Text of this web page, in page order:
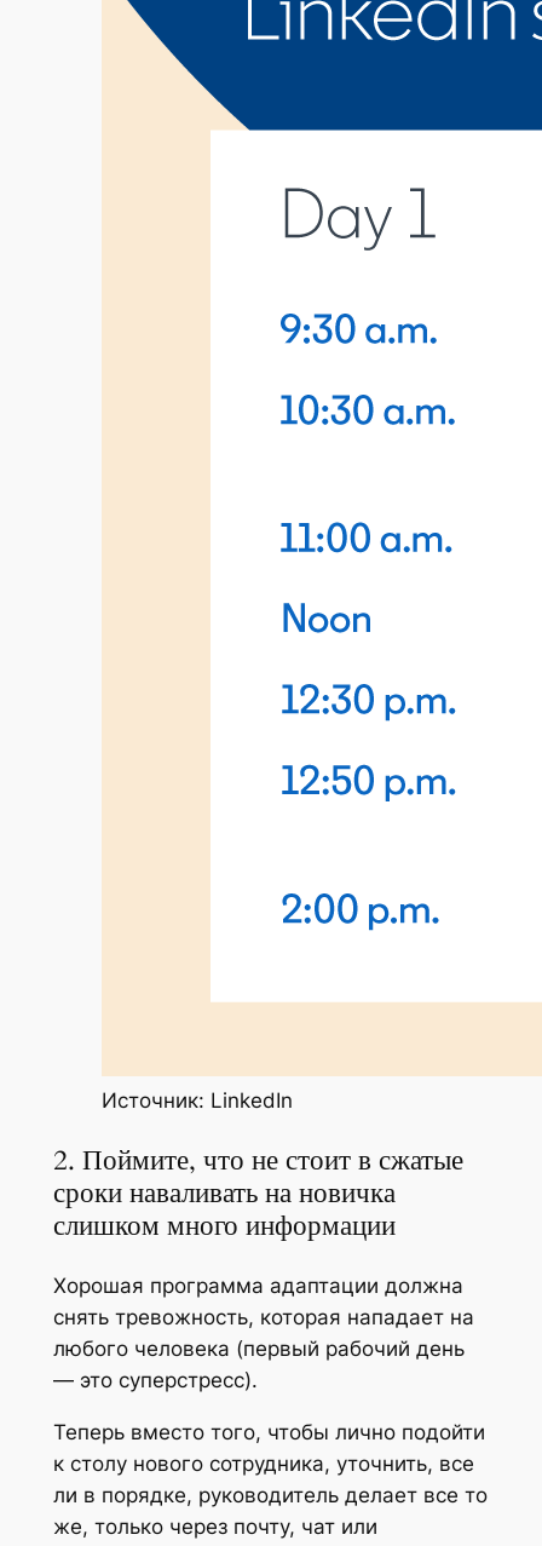
Источник: LinkedIn
2. Поймите, что не стоит в сжатые
сроки наваливать на новичка
слишком много информации
Хорошая программа адаптации должна
снять тревожность, которая нападает на
любого человека (первый рабочий день
— это суперстресс).
Теперь вместо того, чтобы лично подойти
к столу нового сотрудника, уточнить, все
ли в порядке, руководитель делает все то
же, только через почту, чат или